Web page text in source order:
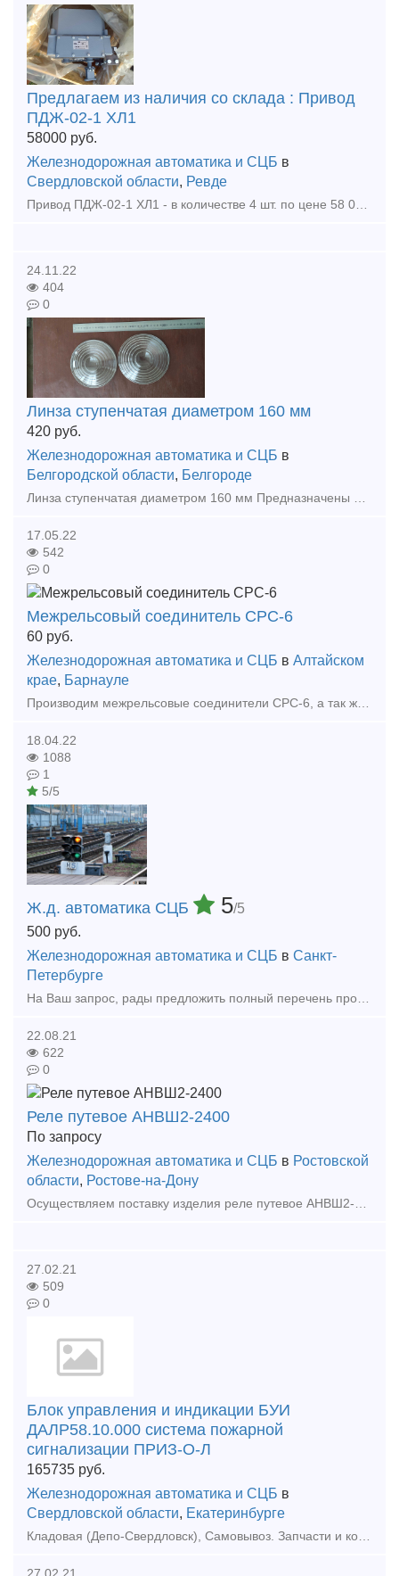
Предлагаем из наличия со склада : Привод
ПДЖ-02-1 ХЛ1
58000 руб.
Железнодорожная автоматика и СЦБ в
Свердловской области, Ревде
Привод ПДЖ-02-1 ХЛ1 - в количестве 4 шт. по цене 58 000 рублей за шт. без учета НДС. С паспортами.
24.11.22
404
0
Линза ступенчатая диаметром 160 мм
420 руб.
Железнодорожная автоматика и СЦБ в
Белгородской области, Белгороде
Линза ступенчатая диаметром 160 мм Предназначены для установки в головках линзовых мачтовых и карликовых светофоров, а также светофоров линзовых «МЕТРО» в условиях эксплуатации с умеренным и холодным
17.05.22
542
0
Межрельсовый соединитель СРС-6
60 руб.
Железнодорожная автоматика и СЦБ в Алтайском
крае, Барнауле
Производим межрельсовые соединители СРС-6, а так же перемычки ПЯ и ТЯ, доставим до транспортной компании
18.04.22
1088
1
5/5
Ж.д. автоматика СЦБ 5/5
500 руб.
Железнодорожная автоматика и СЦБ в Санкт-
Петербурге
На Ваш запрос, рады предложить полный перечень продукции ж.д. автоматики - СЦБ (реле, релейные блоки, трансформаторы, стативы, светофоры, оборудование ж.д. переездов, стрелочные приводы, путевые ящики
22.08.21
622
0
Реле путевое АНВШ2-2400
По запросу
Железнодорожная автоматика и СЦБ в Ростовской
области, Ростове-на-Дону
27.02.21
509
0
Блок управления и индикации БУИ
ДАЛР58.10.000 система пожарной
сигнализации ПРИЗ-О-Л
165735 руб.
Железнодорожная автоматика и СЦБ в
Свердловской области, Екатеринбурге